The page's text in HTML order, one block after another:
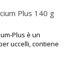
Plus 140 g
Plus è un
uccelli, contiene